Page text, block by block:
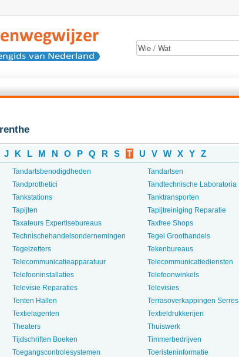
J K L M N O P Q R S T U V W X Y Z
Tandartsbenodigdheden
Tandprothetici
Tankstations
Tapijten
Taxateurs Expertisebureaus
Technischehandelsondernemingen
Tegelzetters
Telecommunicatieapparatuur
Telefooninstallaties
Televisie Reparaties
Tenten Hallen
Textielagenten
Theaters
Tijdschriften Boeken
Toegangscontrolesystemen
Tandartsen
Tandtechnische Laboratoria
Tanktransporten
Tapijtreiniging Reparatie
Taxfree Shops
Tegel Groothandels
Tekenbureaus
Telecommunicatiediensten
Telefoonwinkels
Televisies
Terrasoverkappingen Serres
Textieldrukkerijen
Thuiswerk
Timmerbedrijven
Toeristeninformatie